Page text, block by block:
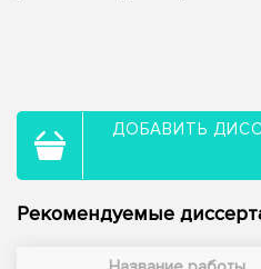
ДОБАВИТЬ
Рекомендуемые